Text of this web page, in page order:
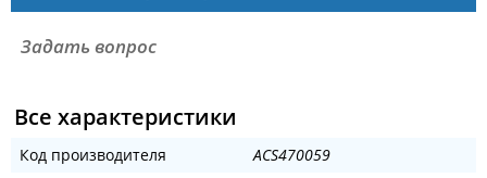
Задать вопрос
Все характеристики
Код производителя
ACS470059